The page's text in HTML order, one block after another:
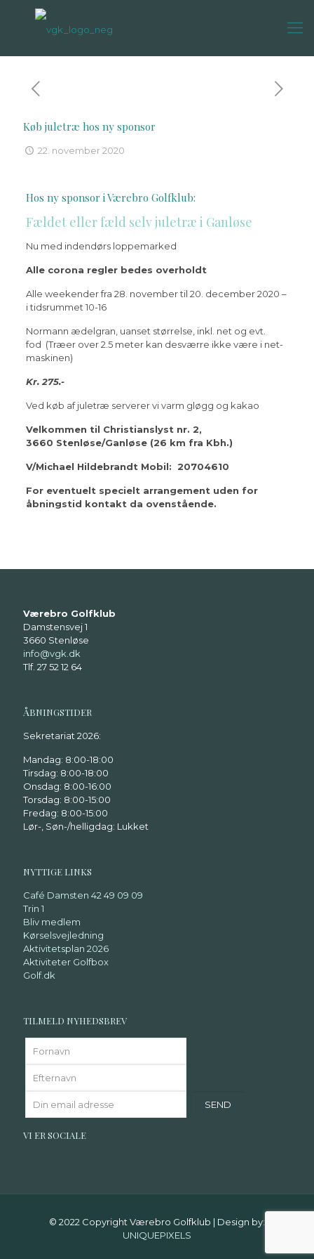
Køb juletræ hos ny sponsor
22. november 2020
Hos ny sponsor i Værebro Golfklub:
Fældet eller fæld selv juletræ i Ganløse
Nu med indendørs loppemarked
Alle corona regler bedes overholdt
Alle weekender fra 28. november til 20. december 2020 –
i tidsrummet 10-16
Normann ædelgran, uanset størrelse, inkl. net og evt.
fod (Træer over 2.5 meter kan desværre ikke være i net-
maskinen)
Kr. 275.-
Ved køb af juletræ serverer vi varm gløgg og kakao
Velkommen til Christianslyst nr. 2,
3660 Stenløse/Ganløse (26 km fra Kbh.)
V/Michael Hildebrandt Mobil: 20704610
For eventuelt specielt arrangement uden for
åbningstid kontakt da ovenstående.
Værebro Golfklub
Damstensvej 1
3660 Stenløse
info@vgk.dk
Tlf. 27 52 12 64
ÅBNINGSTIDER
Sekretariat 2026:
Mandag: 8:00-18:00
Tirsdag: 8:00-18:00
Onsdag: 8:00-16:00
Torsdag: 8:00-15:00
Fredag: 8:00-15:00
Lør-, Søn-/helligdag: Lukket
NYTTIGE LINKS
Café Damsten 42 49 09 09
Trin 1
Bliv medlem
Kørselsvejledning
Aktivitetsplan 2026
Aktiviteter Golfbox
Golf.dk
TILMELD NYHEDSBREV
VI ER SOCIALE
© 2022 Copyright Værebro Golfklub | Design by:
UNIQUEPIXELS